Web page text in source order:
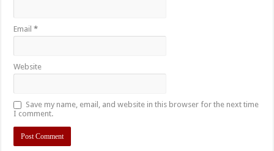
Email*
Website
Save my name, email, and website in this browser for the next time
I comment.